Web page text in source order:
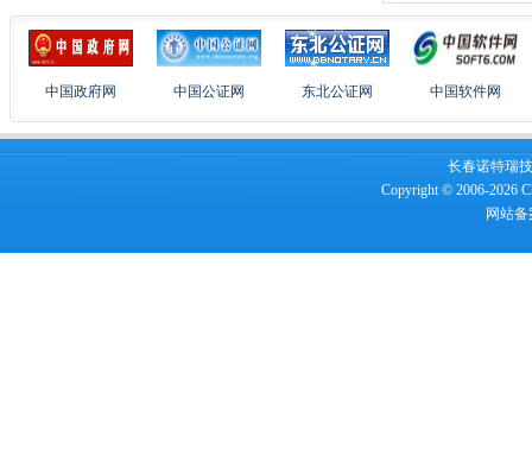
中国政府网 中国公证网 东北公证网 中国软件网
长春诺特瑞
Copyright © 2006-2026
网站